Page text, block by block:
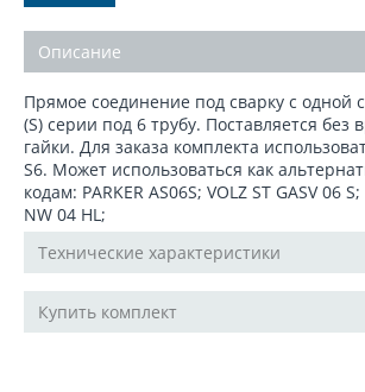
Описание
Прямое соединение под сварку с одной
(S) серии под 6 трубу. Поставляется без
гайки. Для заказа комплекта
S6. Может использоваться как
кодам: PARKER AS06S; VOLZ ST GASV 06
NW 04 HL;
Технические характеристики
Купить комплект